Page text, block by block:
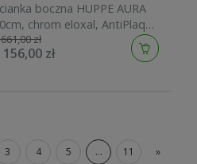
boczna HUPPE AURA
chrom eloxal, AntiPlaque
zł
156,00 zł
3 4 5 ... 11 »